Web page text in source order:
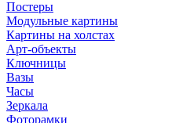
Постеры
Модульные картины
Картины на холстах
Арт-объекты
Ключницы
Вазы
Часы
Зеркала
Фоторамки